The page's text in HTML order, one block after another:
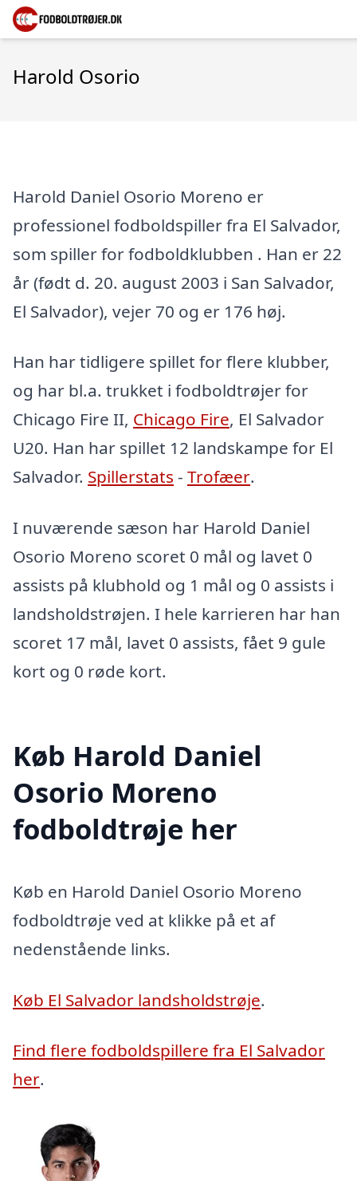
Harold Osorio
Harold Daniel Osorio Moreno er
professionel fodboldspiller fra El Salvador,
som spiller for fodboldklubben . Han er 22
år (født d. 20. august 2003 i San Salvador,
El Salvador), vejer 70 og er 176 høj.
Han har tidligere spillet for flere klubber,
og har bl.a. trukket i fodboldtrøjer for
Chicago Fire II, Chicago Fire, El Salvador
U20. Han har spillet 12 landskampe for El
Salvador. Spillerstats - Trofæer.
I nuværende sæson har Harold Daniel
Osorio Moreno scoret 0 mål og lavet 0
assists på klubhold og 1 mål og 0 assists i
landsholdstrøjen. I hele karrieren har han
scoret 17 mål, lavet 0 assists, fået 9 gule
kort og 0 røde kort.
Køb Harold Daniel
Osorio Moreno
fodboldtrøje her
Køb en Harold Daniel Osorio Moreno
fodboldtrøje ved at klikke på et af
nedenstående links.
Køb El Salvador landsholdstrøje.
Find flere fodboldspillere fra El Salvador
her.